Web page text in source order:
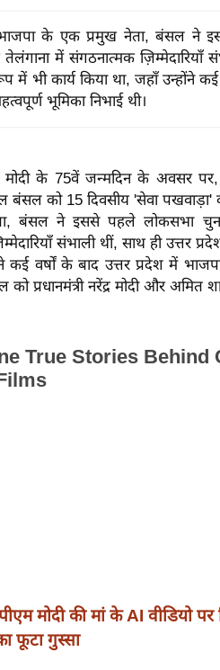
के एक प्रमुख नेता, बंसल ने
में संगठनात्मक ज़िम्मेदारियाँ
में भी कार्य किया था, जहाँ उन्होंने कई
भूमिका निभाई थी।
मोदी के 75वें जन्मदिन के अवसर
बंसल को 15 दिवसीय 'सेवा
बंसल ने इससे पहले लोकसभा
संभाली थीं, साथ ही उत्तर
कई वर्षों के बाद उत्तर प्रदेश में
प्रधानमंत्री नरेंद्र मोदी और अमित
मोदी की मां के AI वीडियो
फूटा गुस्सा